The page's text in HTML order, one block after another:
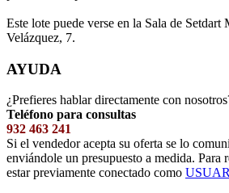
Este lote puede verse en la Sala de Setdart
Velázquez, 7.
AYUDA
¿Prefieres hablar directamente con
Teléfono para consultas
932 463 241
Si el vendedor acepta su oferta se lo
enviándole un presupuesto a medida. Para
estar previamente conectado como